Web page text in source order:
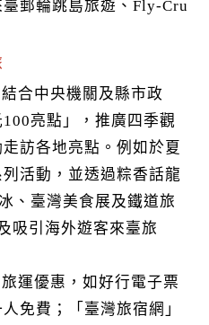
郵輪跳島旅遊、Fly-Cru
結合中央機關及縣市政
亮點」，推廣四季觀
訪各地亮點。例如於夏
活動，並透過粽香話龍
、臺灣美食展及鐵道旅
吸引海外遊客來臺旅
旅運優惠，如好行電子票
免費；「臺灣旅宿網」